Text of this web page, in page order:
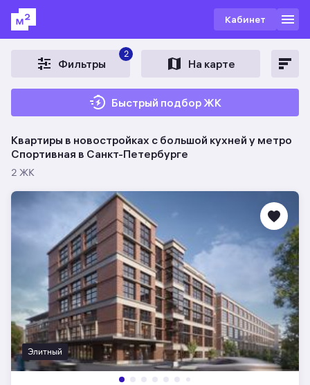
Кабинет
Фильтры
2
На карте
Быстрый подбор ЖК
Квартиры в новостройках c большой кухней у метро
Спортивная в Санкт-Петербурге
2 ЖК
Элитный